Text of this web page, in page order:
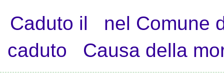
Caduto il
nel Comune
caduto
Causa della